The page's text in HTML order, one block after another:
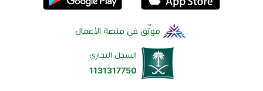
موثّق في منصة الأعمال
السجل التجاري
1131317750